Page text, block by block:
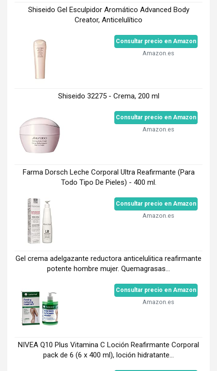
Shiseido Gel Esculpidor Aromático Advanced Body
Creator, Anticelulítico
Consultar precio en Amazon
Amazon.es
Shiseido 32275 - Crema, 200 ml
Consultar precio en Amazon
Amazon.es
Farma Dorsch Leche Corporal Ultra Reafirmante (Para
Todo Tipo De Pieles) - 400 ml.
Consultar precio en Amazon
Amazon.es
Gel crema adelgazante reductora anticelulitica reafirmante
potente hombre mujer. Quemagrasas...
Consultar precio en Amazon
Amazon.es
NIVEA Q10 Plus Vitamina C Loción Reafirmante Corporal
pack de 6 (6 x 400 ml), loción hidratante...